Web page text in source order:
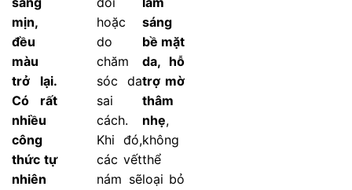
mịn,
đều
màu
trở lại.
Có rất
nhiều
công
thức tự
nhiên
hoặc
do
chăm
sóc da
sai
cách.
Khi đó,
các vết
nám sẽ
sáng
bề mặt
da, hỗ
trợ mờ
thâm
nhẹ,
không
thể
loại bỏ